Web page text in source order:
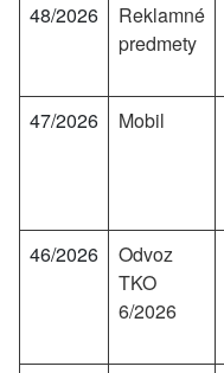
48/2026
Reklamné
predmety
47/2026 Mobil
46/2026
Odvoz
TKO
6/2026